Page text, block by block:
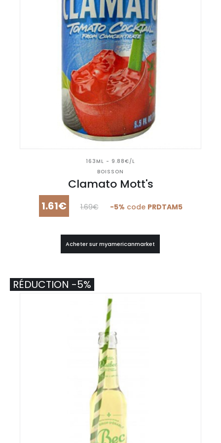
163ML - 9.88€/L
BOISSON
Clamato Mott's
1.61€ 1.69€ -5% code PRDTAM5
Acheter sur myamericanmarket
RÉDUCTION -5%